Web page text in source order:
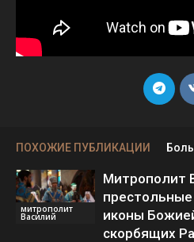
ПОХОЖИЕ ПУБЛИКАЦИИ
митрополит
Василий
Митрополит
иконы
скорбящих